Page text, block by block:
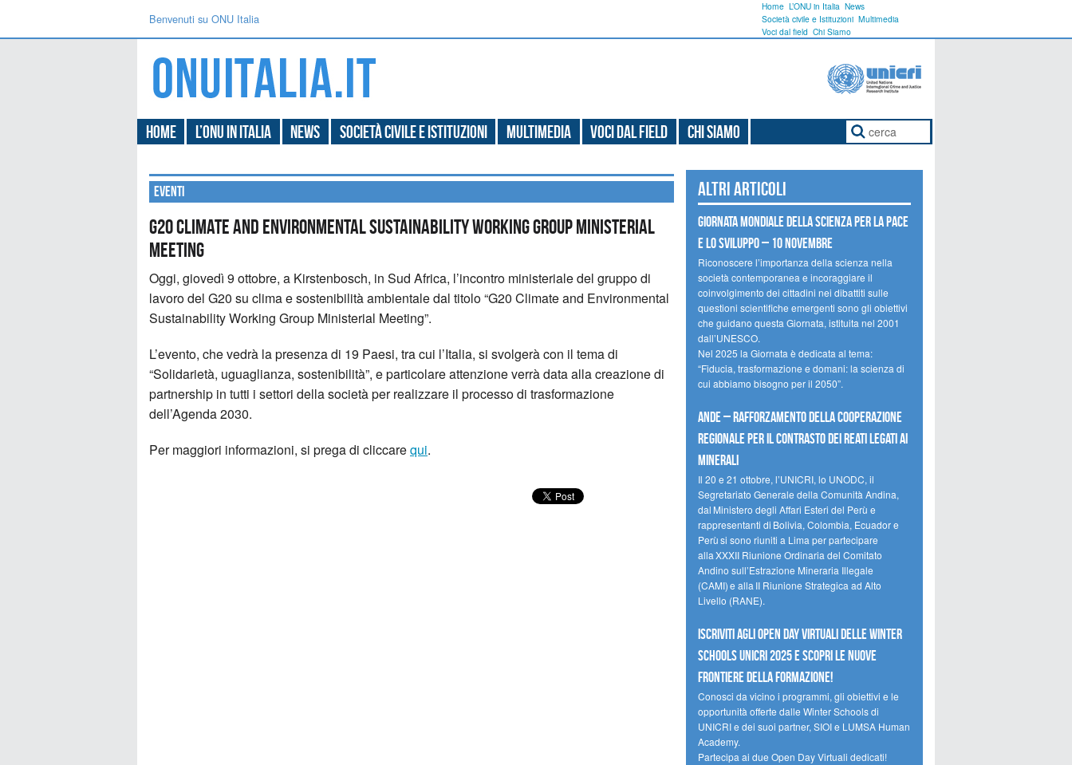
Benvenuti su ONU Italia
Home L’ONU in Italia News
Società civile e Istituzioni Multimedia
Voci dal field Chi Siamo
Home L’ONU in Italia News Società civile e Istituzioni Multimedia Voci dal field Chi Siamo
Eventi
G20 Climate and Environmental Sustainability Working Group Ministerial
Meeting
Oggi, giovedì 9 ottobre, a Kirstenbosch, in Sud Africa, l’incontro ministeriale del gruppo di
lavoro del G20 su clima e sostenibilità ambientale dal titolo “G20 Climate and Environmental
Sustainability Working Group Ministerial Meeting”.
L’evento, che vedrà la presenza di 19 Paesi, tra cui l’Italia, si svolgerà con il tema di
“Solidarietà, uguaglianza, sostenibilità”, e particolare attenzione verrà data alla creazione di
partnership in tutti i settori della società per realizzare il processo di trasformazione
dell’Agenda 2030.
Per maggiori informazioni, si prega di cliccarequi.
Altri articoli
Giornata mondiale della scienza per la pace
e lo sviluppo – 10 novembre
Riconoscere l’importanza della scienza nella
società contemporanea e incoraggiare il
coinvolgimento dei cittadini nei dibattiti sulle
questioni scientifiche emergenti sono gli obiettivi
che guidano questa Giornata, istituita nel 2001
dall’UNESCO.
Nel 2025 la Giornata è dedicata al tema:
“Fiducia, trasformazione e domani: la scienza di
cui abbiamo bisogno per il 2050”.
Ande – Rafforzamento della cooperazione
regionale per il contrasto dei reati legati ai
minerali
Il 20 e 21 ottobre, l’UNICRI, lo UNODC, il
Segretariato Generale della Comunità Andina,
dal Ministero degli Affari Esteri del Perù e
rappresentanti di Bolivia, Colombia, Ecuador e
Perù si sono riuniti a Lima per partecipare
alla XXXII Riunione Ordinaria del Comitato
Andino sull’Estrazione Mineraria Illegale
(CAMI) e alla II Riunione Strategica ad Alto
Livello (RANE).
Iscriviti agli Open Day Virtuali delle Winter
Schools UNICRI 2025 e scopri le nuove
frontiere della formazione!
Conosci da vicino i programmi, gli obiettivi e le
opportunità offerte dalle Winter Schools di
UNICRI e dei suoi partner, SIOI e LUMSA Human
Academy.
Partecipa ai due Open Day Virtuali dedicati!